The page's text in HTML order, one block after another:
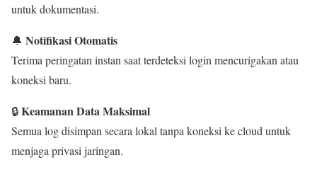
untuk dokumentasi.
🔔 Notifikasi Otomatis
Terima peringatan instan saat terdeteksi login mencurigakan atau
koneksi baru.
🔒Keamanan Data Maksimal
Semua log disimpan secara lokal tanpa koneksi ke cloud untuk
menjaga privasi jaringan.